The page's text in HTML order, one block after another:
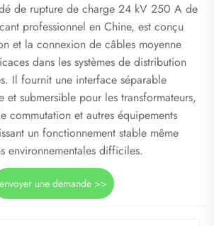
de rupture de charge 24 kV 250 A de
professionnel en Chine, est conçu
et la connexion de câbles moyenne
dans les systèmes de distribution
Il fournit une interface séparable
et submersible pour les transformateurs,
commutation et autres équipements
un fonctionnement stable même
environnementales difficiles.
envoyer une demande >>